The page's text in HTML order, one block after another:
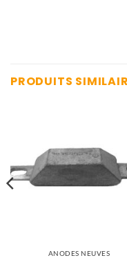
PRODUITS
ANODES NEUVES